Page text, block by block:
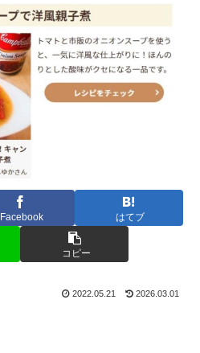
Facebook はてブ
コピー
2022.05.21 2026.03.01